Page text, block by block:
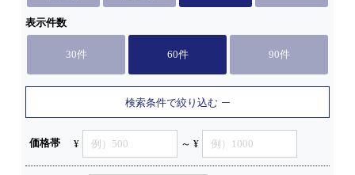
表示件数
30件 60件 90件
検索条件で絞り込む
価格帯 ¥ ～ ¥